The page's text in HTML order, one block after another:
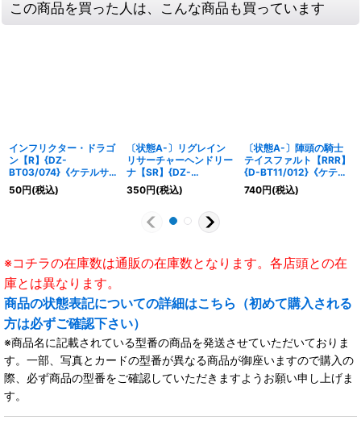
この商品を買った人は、こんな商品も買っています
インフリクター・ドラゴ
ン【R】{DZ-
BT03/074}《ケテルサ
ンクチュアリ》
50円(税込)
〔状態A-〕リグレイン
リサーチャーヘンドリー
ナ【SR】{DZ-
BT13/SR22}《ブラント
ゲート》
350円(税込)
〔状態A-〕陣頭の騎士
テイスファルト【RRR】
{D-BT11/012}《ケテル
サンクチュアリ》
740円(税込)
※コチラの在庫数は通販の在庫数となります。各店頭との在
庫とは異なります。
商品の状態表記についての詳細はこちら（初めて購入される
方は必ずご確認下さい）
※商品名に記載されている型番の商品を発送させていただいておりま
す。一部、写真とカードの型番が異なる商品が御座いますので購入の
際、必ず商品の型番をご確認していただきますようお願い申し上げま
す。